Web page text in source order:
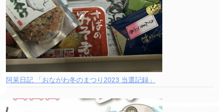
阿呆日記 「おながわ冬のまつり2023 当選記録」